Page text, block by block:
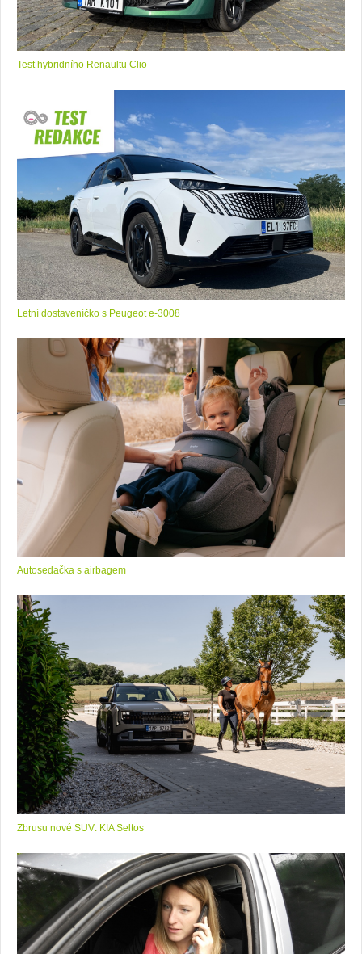
Test hybridního Renaultu Clio
Letní dostaveníčko s Peugeot e-3008
Autosedačka s airbagem
Zbrusu nové SUV: KIA Seltos